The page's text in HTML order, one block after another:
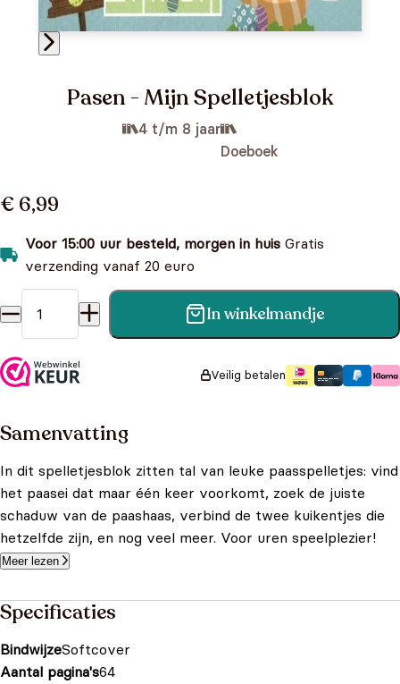
Pasen - Mijn Spelletjesblok
4 t/m 8 jaar
Doeboek
€ 6,99
Voor 15:00 uur besteld, morgen in huis Gratis
verzending vanaf 20 euro
Pasen - Mijn Spelletjesblok aantalIn winkelmandje
Veilig betalen
Samenvatting
In dit spelletjesblok zitten tal van leuke paasspelletjes: vind
het paasei dat maar één keer voorkomt, zoek de juiste
schaduw van de paashaas, verbind de twee kuikentjes die
hetzelfde zijn, en nog veel meer. Voor uren speelplezier!
Meer lezen
Specificaties
BindwijzeSoftcover
Aantal pagina's64